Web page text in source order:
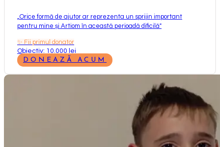
Orice formă de ajutor ar reprezenta un sprijin important
pentru mine și Artiom în această perioadă dificilă"
✨ Fii primul donator
Obiectiv: 10.000 lei
DONEAZĂ ACUM